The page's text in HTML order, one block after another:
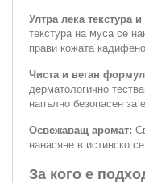
Ултра лека текстура
текстура на муса се
прави кожата
Чиста и веган
дерматологично
напълно безопасен за
Освежаващ аромат:
нанасяне в истинско
За кого е